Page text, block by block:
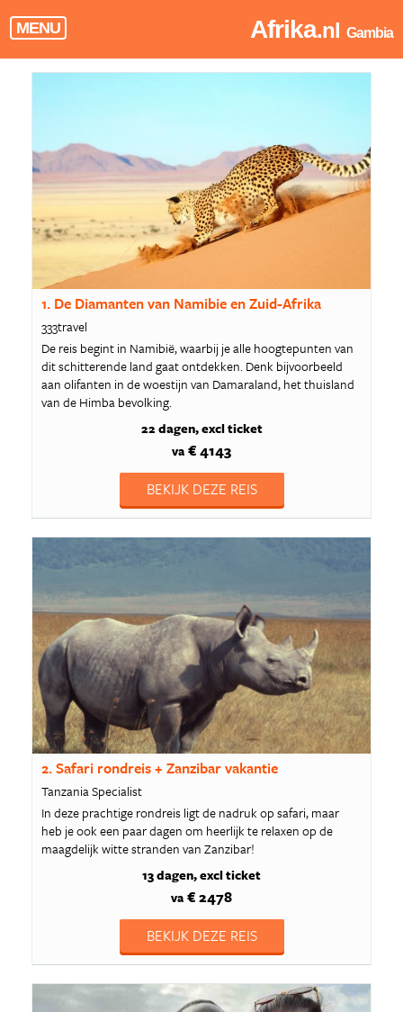
MENU Afrika.nl Gambia
1. De Diamanten van Namibie en Zuid-Afrika
333travel
De reis begint in Namibië, waarbij je alle hoogtepunten van
dit schitterende land gaat ontdekken. Denk bijvoorbeeld
aan olifanten in de woestijn van Damaraland, het thuisland
van de Himba bevolking.
22 dagen excl ticket
va € 4143
BEKIJK DEZE REIS
2. Safari rondreis + Zanzibar vakantie
Tanzania Specialist
In deze prachtige rondreis ligt de nadruk op safari, maar
heb je ook een paar dagen om heerlijk te relaxen op de
maagdelijk witte stranden van Zanzibar!
13 dagen excl ticket
va € 2478
BEKIJK DEZE REIS